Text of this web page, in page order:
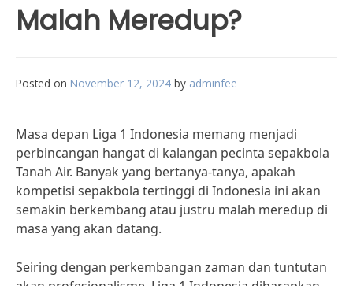
Malah Meredup?
Posted on November 12, 2024 by adminfee
Masa depan Liga 1 Indonesia memang menjadi
perbincangan hangat di kalangan pecinta sepakbola
Tanah Air. Banyak yang bertanya-tanya, apakah
kompetisi sepakbola tertinggi di Indonesia ini akan
semakin berkembang atau justru malah meredup di
masa yang akan datang.
Seiring dengan perkembangan zaman dan tuntutan